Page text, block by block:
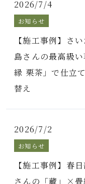
2026/7/4
お知らせ
【施工事例】さ
島さんの最高級
縁 栗茶」で仕立
替え
2026/7/2
お知らせ
【施工事例】春
さんの「蔵」×畳